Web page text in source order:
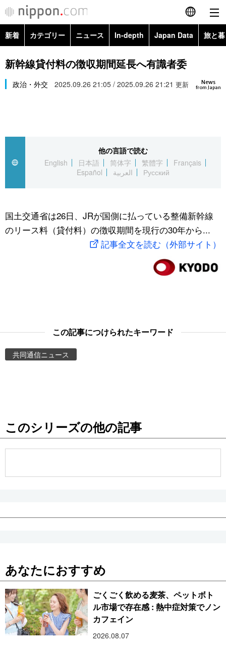
English
简体字
繁體字
العربية
社会
スポーツ・東京2020
旅と暮らし
Images
新着 カテゴリー ニュース In-depth Japan Data 旅と
政治・外交
経済・ビジネス
社会
文化
科学・技術
暮らし
Topics
Images
お知らせ
新幹線貸付料の徴収期間延長へ有識者委
News
from Japan
政治・外交 2025.09.26 21:05 / 2025.09.26 21:21 更新
他の言語で読む
English
日本語 简体字 繁體字
Français
Español
العربية Русский
国土交通省は26日、JRが国側に払っている整備新幹線
のリース料（貸付料）の徴収期間を現行の30年から...
記事全文を読む（外部サイト）
この記事につけられたキーワード
共同通信ニュース
このシリーズの他の記事
あなたにおすすめ
ごくごく飲める麦茶、ペットボト
ル市場で存在感 : 熱中症対策でノン
カフェイン
2026.08.07